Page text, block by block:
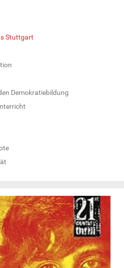
Stuttgart
Demokratiebildung